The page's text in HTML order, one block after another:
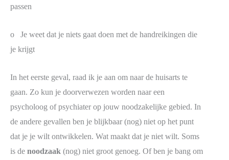
passen
o Je weet dat je niets gaat doen met de handreikingen die
je krijgt
In het eerste geval, raad ik je aan om naar de huisarts te
gaan. Zo kun je doorverwezen worden naar een
psycholoog of psychiater op jouw noodzakelijke gebied. In
de andere gevallen ben je blijkbaar (nog) niet op het punt
dat je je wilt ontwikkelen. Wat maakt dat je niet wilt. Soms
is de noodzaak (nog) niet groot genoeg. Of ben je bang om